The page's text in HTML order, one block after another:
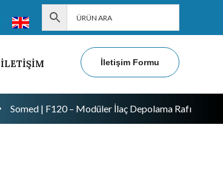
İLETİŞİM İletişim Formu
Somed | F120 – Modüler İlaç Depolama Rafı